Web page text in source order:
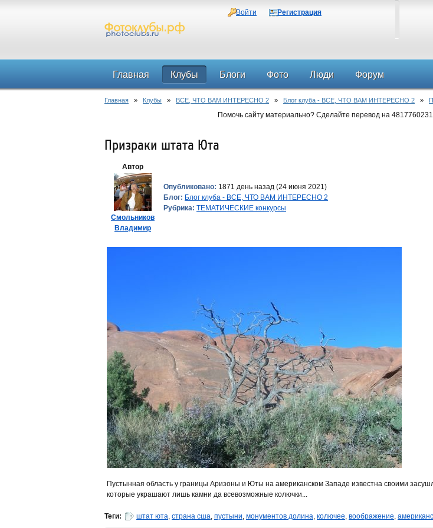
Войти Регистрация
Главная Клубы Блоги Фото Люди Форум
Главная » Клубы » ВСЕ, ЧТО ВАМ ИНТЕРЕСНО 2 » Блог клуба - ВСЕ, ЧТО ВАМ ИНТЕРЕСНО 2 »
Помочь сайту материально? Сделайте перевод на
Призраки штата Юта
Автор
Смольников
Владимир
Опубликовано: 1871 день назад (24 июня 2021)
Блог: Блог клуба - ВСЕ, ЧТО ВАМ ИНТЕРЕСНО 2
Рубрика: ТЕМАТИЧЕСКИЕ конкурсы
Пустынная область у границы Аризоны и Юты на американском Западе известна своими
которые украшают лишь камни да всевозможные колючки...
Теги: штат юта, страна сша, пустыни, монументов долина, колючее, воображение,